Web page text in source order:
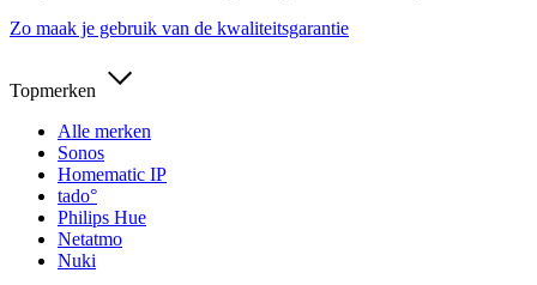
Zo maak je gebruik van de kwaliteitsgarantie
Topmerken
Alle merken
Sonos
Homematic IP
tado°
Philips Hue
Netatmo
Nuki